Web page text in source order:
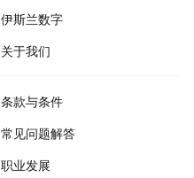
伊斯兰数字
关于我们
条款与条件
常见问题解答
职业发展